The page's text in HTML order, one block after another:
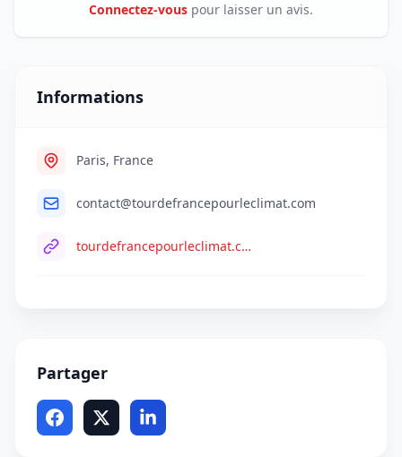
Connectez-vous pour laisser un avis.
Informations
Paris, France
contact@tourdefrancepourleclimat.com
tourdefrancepourleclimat.com
Partager